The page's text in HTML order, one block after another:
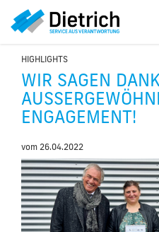
HIGHLIGHTS
WIR SAGEN
NGAGEMENT!
vom 26.04.2022